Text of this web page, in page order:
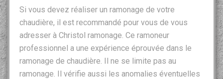
Si vous devez réaliser un ramonage de votre
chaudière, il est recommandé pour vous de vous
adresser à Christol ramonage. Ce ramoneur
professionnel a une expérience éprouvée dans le
ramonage de chaudière. Il ne se limite pas au
ramonage. Il vérifie aussi les anomalies éventuelles